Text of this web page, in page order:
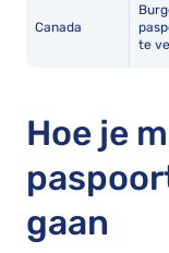
Canada
te
Hoe je
gaan